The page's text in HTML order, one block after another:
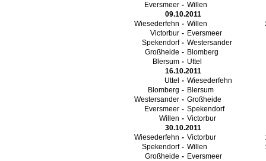
Eversmeer - Willen
09.10.2011
Wiesederfehn - Willen
Victorbur - Eversmeer
Spekendorf - Westersander
Großheide - Blomberg
Blersum - Uttel
16.10.2011
Uttel - Wiesederfehn
Blomberg - Blersum
Westersander - Großheide
Eversmeer - Spekendorf
Willen - Victorbur
30.10.2011
Wiesederfehn - Victorbur
Spekendorf - Willen
Großheide - Eversmeer